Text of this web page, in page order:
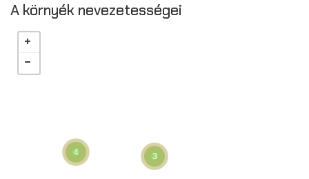
A környék nevezetességei
3
4